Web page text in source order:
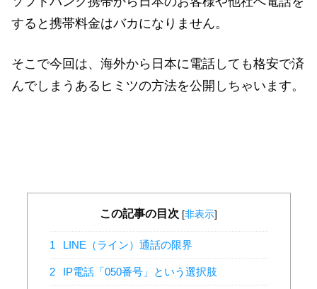
すると携帯料金はバカになりません。
そこで今回は、海外から日本に電話しても格安で済
んでしまうあるヒミツの方法を公開しちゃいます。
この記事の目次 [非表示]
1 LINE（ライン）通話の限界
2 IP電話「050番号」という選択肢